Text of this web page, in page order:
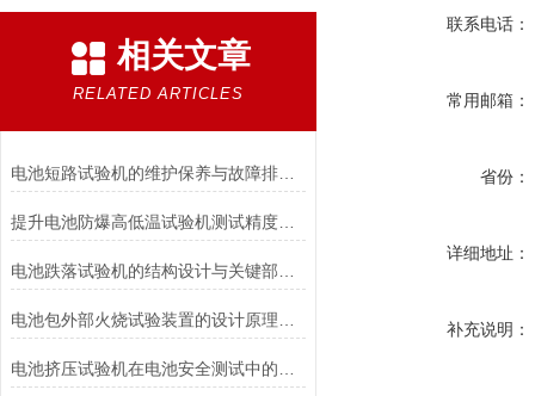
相关文章
RELATED ARTICLES
电池短路试验机的维护保养与故障排除技巧分享
提升电池防爆高低温试验机测试精度的技巧
联系电话：
常用邮箱：
省份：
详细地址：
补充说明：